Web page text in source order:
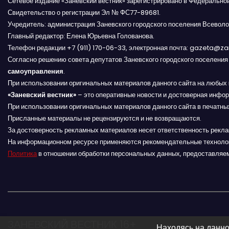
з
а
п
и
с
я
м
Свидетельство о регистрации Эл № ФС77-89681.
Учредитель: администрация Заневского городского поселения
Главный редактор: Елена Юрьевна Голованова.
Телефон редакции +7 (911) 170-06-33, электронная почта:
Согласно решению совета депутатов Заневского городского поселения
самоуправления.
При использовании оригинальных материалов данного сайта на
«Заневский вестник» – это оперативные новости и достоверная
При использовании оригинальных материалов данного сайта в
Присланные материалы не рецензируются и не возвращаются.
За достоверность рекламных материалов несет ответственность
На информационном ресурсе применяются рекомендательные
Политикав отношении обработки персональных данных,